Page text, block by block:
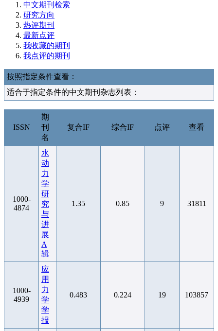
中文期刊检索
研究方向
热评期刊
最新点评
我收藏的期刊
我点评的期刊
按照指定条件查看：
适合于指定条件的中文期刊杂志列表：
ISSN
期
刊
名
复合IF 综合IF 点评 查看
1000-
4874
水
动
力
学
研
究
与
进
展
A
辑
1.35 0.85 9 31811
1000-
4939
应
用
力
学
学
报
0.483 0.224 19 103857